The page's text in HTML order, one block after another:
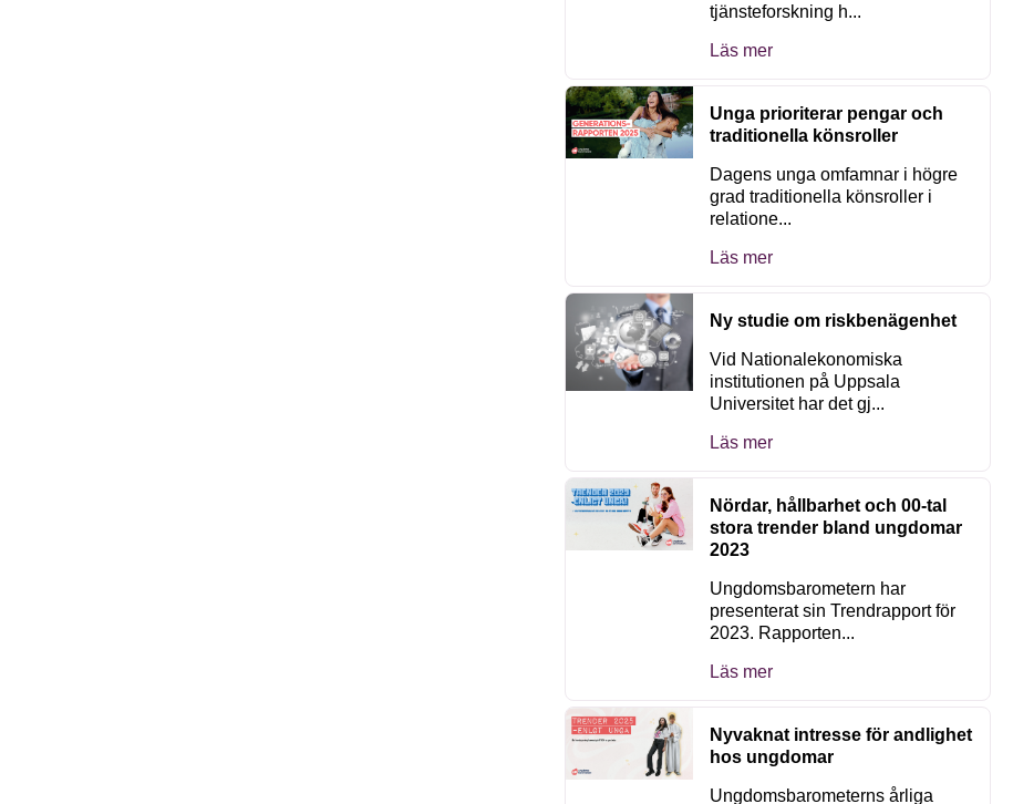
tjänsteforskning h...
Läs mer
Unga prioriterar pengar och
traditionella könsroller
Dagens unga omfamnar i högre
grad traditionella könsroller i
relatione...
Läs mer
Ny studie om riskbenägenhet
Vid Nationalekonomiska
institutionen på Uppsala
Universitet har det gj...
Läs mer
Nördar, hållbarhet och 00-tal
stora trender bland ungdomar
2023
Ungdomsbarometern har
presenterat sin Trendrapport för
2023. Rapporten...
Läs mer
Nyvaknat intresse för andlighet
hos ungdomar
Ungdomsbarometerns årliga